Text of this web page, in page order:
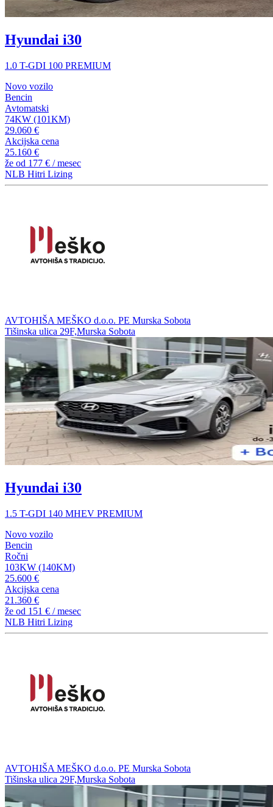
Hyundai i30
1.0 T-GDI 100 PREMIUM
Novo vozilo
Bencin
Avtomatski
74KW (101KM)
29.060 €
Akcijska cena
25.160 €
že od 177 € / mesec
NLB Hitri Lizing
AVTOHIŠA MEŠKO d.o.o. PE Murska Sobota
Tišinska ulica 29F,Murska Sobota
Hyundai i30
1.5 T-GDI 140 MHEV PREMIUM
Novo vozilo
Bencin
Ročni
103KW (140KM)
25.600 €
Akcijska cena
21.360 €
že od 151 € / mesec
NLB Hitri Lizing
AVTOHIŠA MEŠKO d.o.o. PE Murska Sobota
Tišinska ulica 29F,Murska Sobota